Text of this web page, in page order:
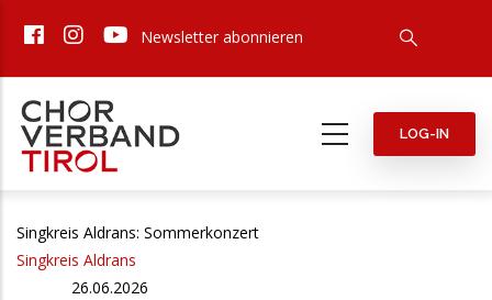
zum
Newsletter abonnieren
LOG-IN
Singkreis Aldrans: Sommerkonzert
Singkreis Aldrans
26.06.2026